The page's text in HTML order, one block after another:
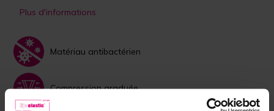
Plus d'informations
Matériau antibactérien
Compression graduée